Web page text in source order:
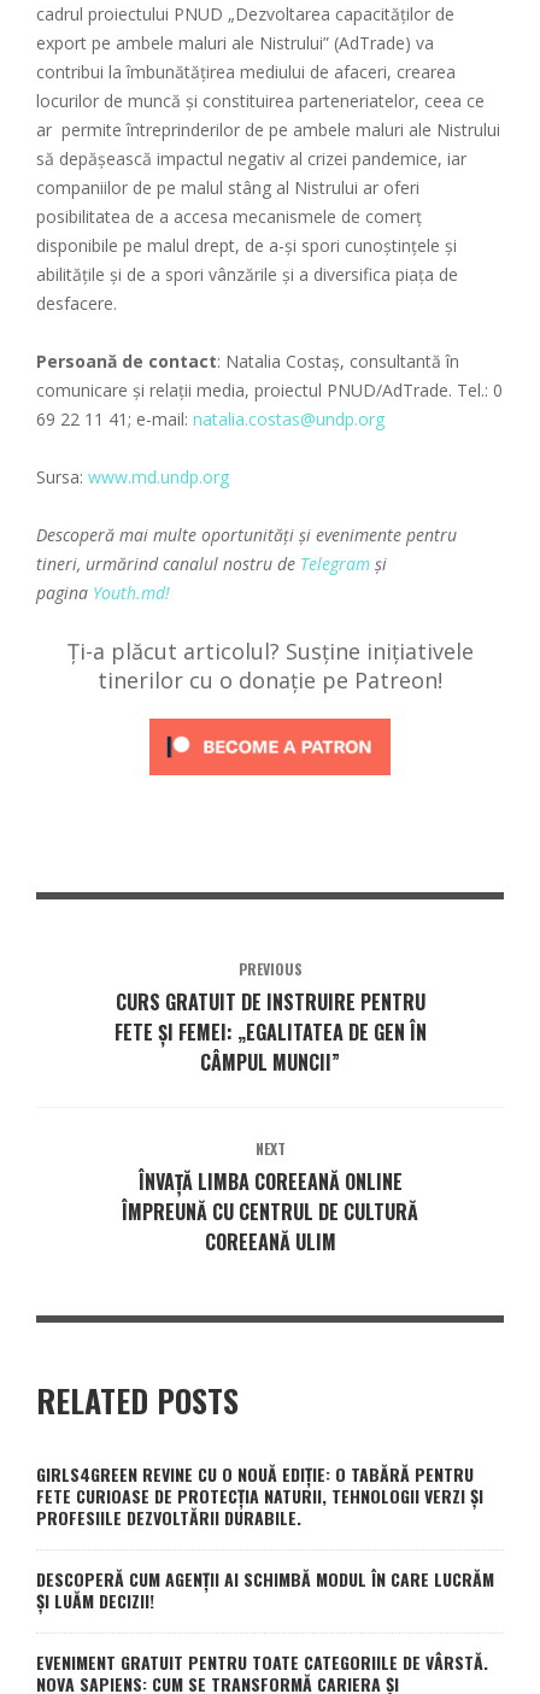
cadrul proiectului PNUD „Dezvoltarea capacităților de
export pe ambele maluri ale Nistrului” (AdTrade) va
contribui la îmbunătățirea mediului de afaceri, crearea
locurilor de muncă și constituirea parteneriatelor, ceea ce
ar permite întreprinderilor de pe ambele maluri ale Nistrului
să depășească impactul negativ al crizei pandemice, iar
companiilor de pe malul stâng al Nistrului ar oferi
posibilitatea de a accesa mecanismele de comerț
disponibile pe malul drept, de a-și spori cunoștințele și
abilitățile și de a spori vânzările și a diversifica piața de
desfacere.
Persoană de contact: Natalia Costaș, consultantă în
comunicare și relații media, proiectul PNUD/AdTrade. Tel.: 0
69 22 11 41; e-mail: natalia.costas@undp.org
Sursa: www.md.undp.org
Descoperă mai multe oportunități și evenimente pentru
tineri, urmărind canalul nostru de Telegram și
pagina Youth.md!
Ți-a plăcut articolul? Susține inițiativele
tinerilor cu o donație pe Patreon!
PREVIOUS
CURS GRATUIT DE INSTRUIRE PENTRU
FETE ȘI FEMEI: „EGALITATEA DE GEN ÎN
CÂMPUL MUNCII”
NEXT
ÎNVAȚĂ LIMBA COREEANĂ ONLINE
ÎMPREUNĂ CU CENTRUL DE CULTURĂ
COREEANĂ ULIM
RELATED POSTS
GIRLS4GREEN REVINE CU O NOUĂ EDIȚIE: O TABĂRĂ PENTRU
FETE CURIOASE DE PROTECȚIA NATURII, TEHNOLOGII VERZI ȘI
PROFESIILE DEZVOLTĂRII DURABILE.
DESCOPERĂ CUM AGENȚII AI SCHIMBĂ MODUL ÎN CARE LUCRĂM
ȘI LUĂM DECIZII!
EVENIMENT GRATUIT PENTRU TOATE CATEGORIILE DE VÂRSTĂ.
NOVA SAPIENS: CUM SE TRANSFORMĂ CARIERA ȘI